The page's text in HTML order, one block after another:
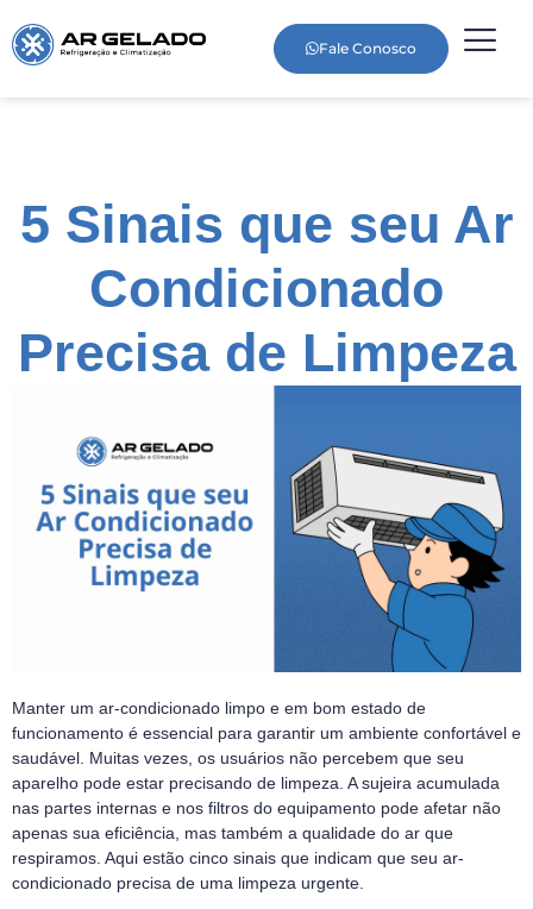
Fale Conosco
5 Sinais que seu Ar
Condicionado
Precisa de Limpeza
Manter um ar-condicionado limpo e em bom estado de
funcionamento é essencial para garantir um ambiente confortável e
saudável. Muitas vezes, os usuários não percebem que seu
aparelho pode estar precisando de limpeza. A sujeira acumulada
nas partes internas e nos filtros do equipamento pode afetar não
apenas sua eficiência, mas também a qualidade do ar que
respiramos. Aqui estão cinco sinais que indicam que seu ar-
condicionado precisa de uma limpeza urgente.